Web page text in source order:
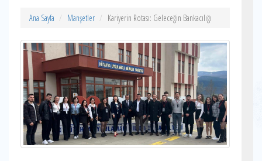
Ana Sayfa Manşetler Kariyerin Rotası: Geleceğin Bankacılığı